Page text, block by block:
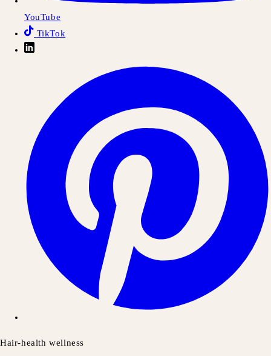
YouTube
TikTok
Hair-health wellness